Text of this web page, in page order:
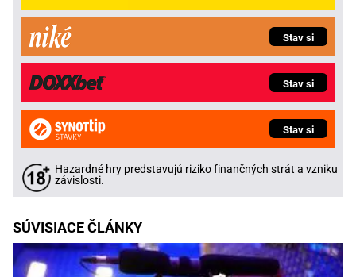
Stav si
Stav si
Stav si
Hazardné hry predstavujú riziko finančných strát a vzniku
závislosti.
SÚVISIACE ČLÁNKY